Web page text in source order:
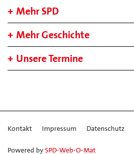
Mehr SPD
Mehr Geschichte
Unsere Termine
Kontakt Impressum Datenschutz
Powered bySPD-Web-O-Mat